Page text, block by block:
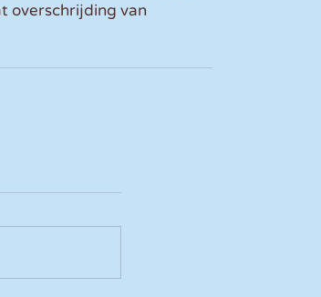
overschrijding van